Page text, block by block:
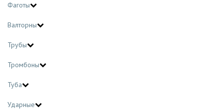
Фаготы
Валторны
Трубы
Тромбоны
Туба
Ударные